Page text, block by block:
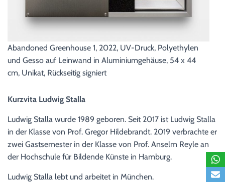
Abandoned Greenhouse 1, 2022, UV-Druck, Polyethylen
und Gesso auf Leinwand in Aluminiumgehäuse, 54 x 44
cm, Unikat, Rückseitig signiert
Kurzvita Ludwig Stalla
Ludwig Stalla wurde 1989 geboren. Seit 2017 ist Ludwig Stalla
in der Klasse von Prof. Gregor Hildebrandt. 2019 verbrachte er
zwei Gastsemester in der Klasse von Prof. Anselm Reyle an
der Hochschule für Bildende Künste in Hamburg.
Ludwig Stalla lebt und arbeitet in München.